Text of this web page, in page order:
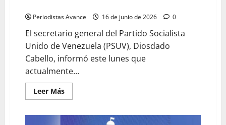
Periodistas Avance 16 de junio de 2026 0
El secretario general del Partido Socialista
Unido de Venezuela (PSUV), Diosdado
Cabello, informó este lunes que
actualmente...
Leer Más